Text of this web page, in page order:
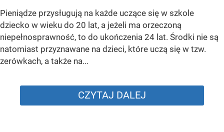
Pieniądze przysługują na każde uczące się w szkole
dziecko w wieku do 20 lat, a jeżeli ma orzeczoną
niepełnosprawność, to do ukończenia 24 lat. Środki nie są
natomiast przyznawane na dzieci, które uczą się w tzw.
zerówkach, a także na...
CZYTAJ DALEJ